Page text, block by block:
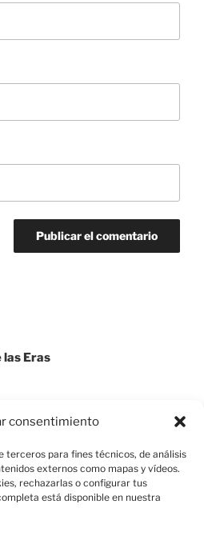
consentimiento
terceros para fines técnicos, de análisis
externos como mapas y vídeos.
rechazarlas o configurar tus
está disponible en nuestra
las Eras
San Ignacio